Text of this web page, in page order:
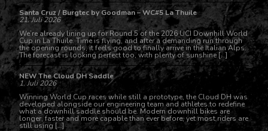
Santa Cruz / Burgtec by Goodman – WC#5 La Thuile
21. Juli 2026
We’re already lining up for Round 5 of the 2026 UCI Downhill World
Cup in La Thuile. Time is flying, and after a demanding run through
the opening rounds, it feels good to finally arrive in the Italian Alps.
The forecast is looking perfect too, with plenty of sunshine […]
NEW The Cloud DH Saddle
1. Juli 2026
Winning World Cup races while still a prototype, the Cloud DH was
developed alongside our engineering team and athletes to redefine
what a downhill saddle should be. Modern downhill bikes are
longer, faster and more capable than ever before, yet most riders are
still using […]